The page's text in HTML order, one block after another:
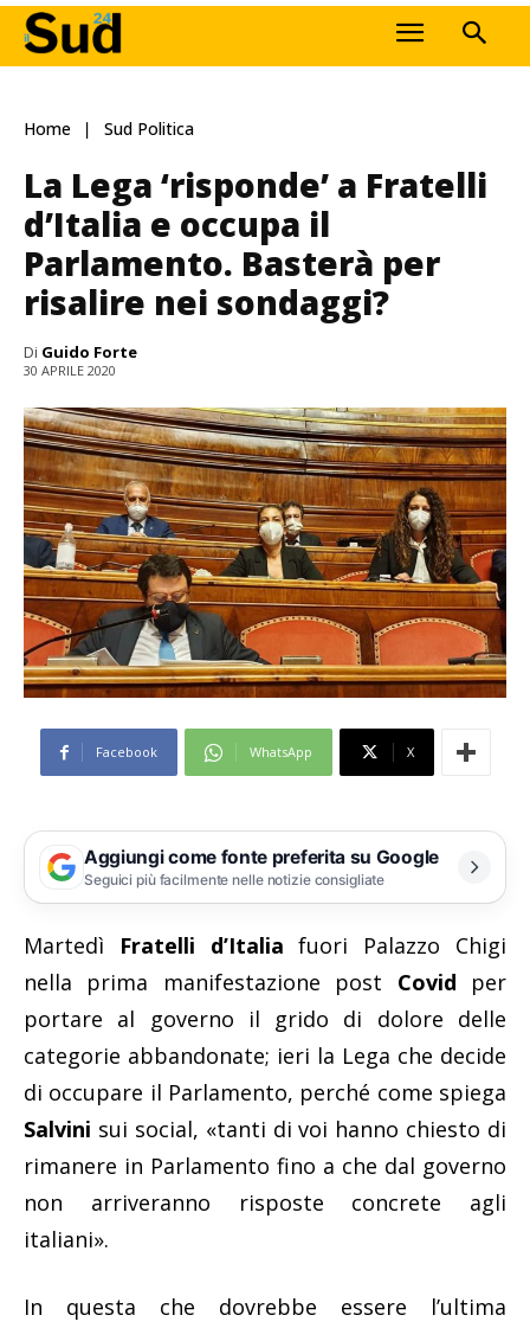
Home Sud Politica
La Lega ‘risponde’ a Fratelli
d’Italia e occupa il
Parlamento. Basterà per
risalire nei sondaggi?
Di Guido Forte
30 APRILE 2020
Facebook WhatsApp X
Aggiungi come fonte preferita su Google
Seguici più facilmente nelle notizie consigliate
Martedì Fratelli d’Italia fuori Palazzo Chigi
nella prima manifestazione post Covid per
portare al governo il grido di dolore delle
categorie abbandonate; ieri la Lega che decide
di occupare il Parlamento, perché come spiega
Salvini sui social, «tanti di voi hanno chiesto di
rimanere in Parlamento fino a che dal governo
non arriveranno risposte concrete agli
italiani».
In questa che dovrebbe essere l’ultima